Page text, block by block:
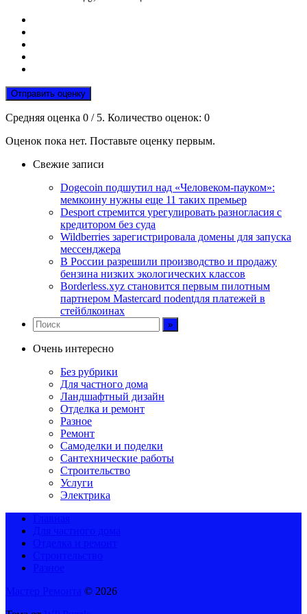
Отправить оценку
Средняя оценка 0 / 5. Количество оценок: 0
Оценок пока нет. Поставьте оценку первым.
Свежие записи
Dogecoin подшутил над «Человеком-пауком»:
мемкоину нужны еще 11 таких премьер
Desport стремится урегулировать разногласия с
кредитором без суда
Wildberries зарегистрировала домены для запуска
мессенджера
В России разрешили производство и продажу
бензина низких экологических классов
Borderless.xyz становится первым пилотным
партнером Mastercard поdentдля платежей в
стейблкоинах
Очень интересно
Без рубрики
Для частного дома
Ландшафтный дизайн
Отделка и ремонт
Разное
Ремонт
Самоделки и поделки
Сантехнические работы
Строительство
Услуги
Электрика
© 2026